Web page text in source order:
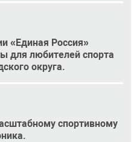
«Единая Россия»
для любителей спорта
округа.
спортивному